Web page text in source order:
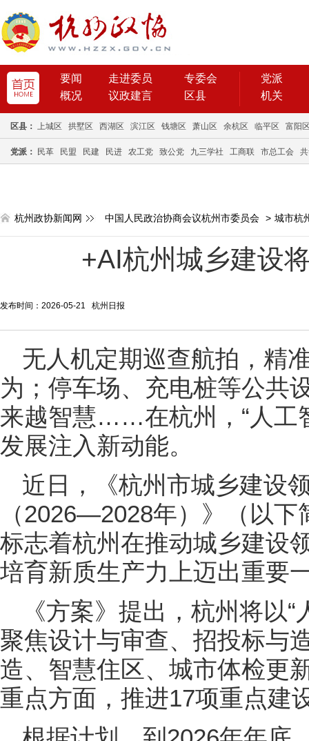
要闻 走进委员
专委会
概况
议政建言 区县
党派
机关
区县： 上城区 拱墅区 西湖区 滨江区 钱塘区 萧山区 余杭区 临平区 富阳
党派： 民革 民盟 民建 民进 农工党 致公党 九三学社 工商联 市总工会
杭州政协新闻网 中国人民政治协商会议杭州市委员会 > 城市杭
+AI杭州城乡建设
发布时间：2026-05-21 杭州日报
无人机定期巡查航拍，精
为；停车场、充电桩等公共
来越智慧……在杭州，“人工
发展注入新动能。
近日，《杭州市城乡建设
（2026—2028年）》（以
标志着杭州在推动城乡建设
培育新质生产力上迈出重要
《方案》提出，杭州将以
聚焦设计与审查、招投标与
造、智慧住区、城市体检更
重点方面，推进17项重点建